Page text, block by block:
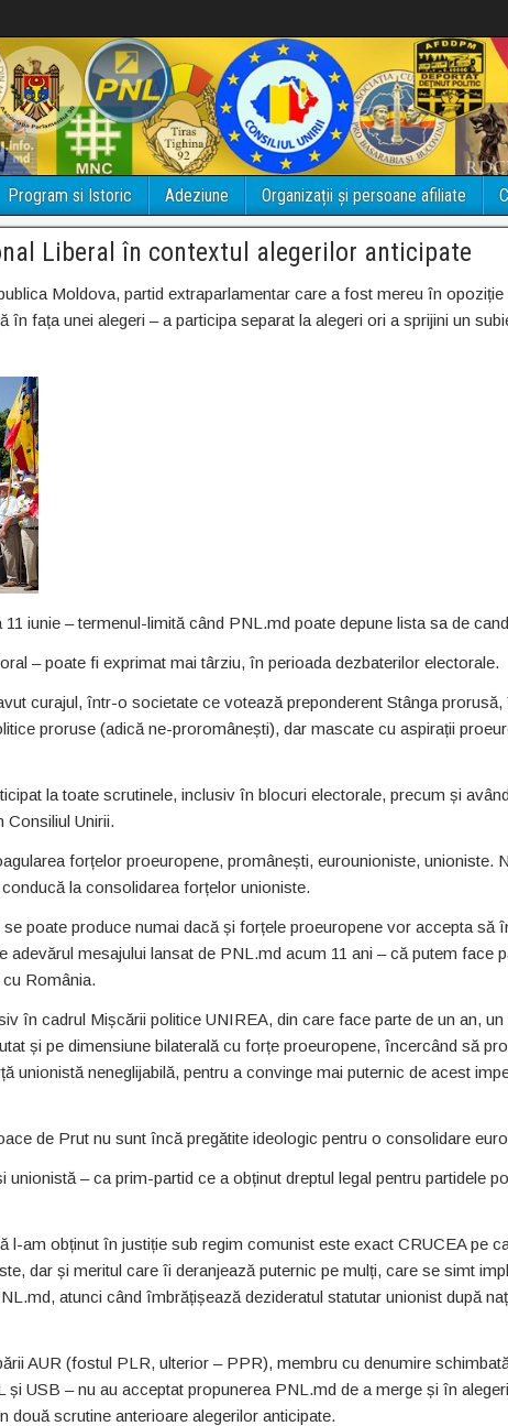
Program si Istoric Adeziune Organizații și persoane afiliate
Liberal în contextul alegerilor anticipate
Moldova, partid extraparlamentar care a fost mereu în opoziție
în fața unei alegeri – a participa separat la alegeri ori a sprijini un
iunie – termenul-limită când PNL.md poate depune lista sa de
– poate fi exprimat mai târziu, în perioada dezbaterilor electorale.
curajul, într-o societate ce votează preponderent Stânga prorusă,
proruse (adică ne-proromânești), dar mascate cu aspirații
la toate scrutinele, inclusiv în blocuri electorale, precum și
Consiliul Unirii.
forțelor proeuropene, promânești, eurounioniste, unioniste.
la consolidarea forțelor unioniste.
poate produce numai dacă și forțele proeuropene vor accepta să
adevărul mesajului lansat de PNL.md acum 11 ani – că putem face
România.
în cadrul Mișcării politice UNIREA, din care face parte de un an, un
și pe dimensiune bilaterală cu forțe proeuropene, încercând să
unionistă neneglijabilă, pentru a convinge mai puternic de acest
de Prut nu sunt încă pregătite ideologic pentru o consolidare
– ca prim-partid ce a obținut dreptul legal pentru partidele
l-am obținut în justiție sub regim comunist este exact CRUCEA pe
dar și meritul care îi deranjează puternic pe mulți, care se simt
atunci când îmbrățișează dezideratul statutar unionist după
AUR (fostul PLR, ulterior – PPR), membru cu denumire
USB – nu au acceptat propunerea PNL.md de a merge și în
scrutine anterioare alegerilor anticipate.